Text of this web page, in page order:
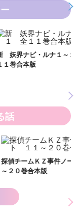
ビ・ルナ１～１１ 全
版
話
ＫＺ事件ノート １１
本版